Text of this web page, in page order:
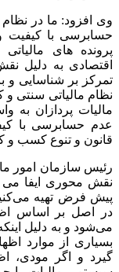
وی افزود: ما در
حسابرسی با کیفیت
پرونده های
اقتصادی به دلیل
تمرکز بر شناسایی و
نظام مالیاتی سنتی و
مالیات پردازان به
عدم حسابرسی با
قانون و تنوع کسب و
رئیس سازمان امور
نقش محوری ایفا می
پیش فرض تهیه
در اصل بر اساس
می‌شود و به دلیل
بسیاری از موارد
گیرد و اگر مودی،